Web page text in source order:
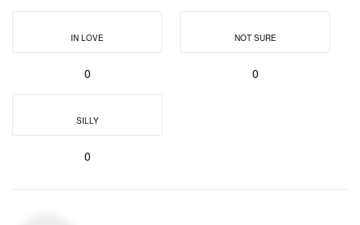
IN LOVE
0
NOT SURE
0
SILLY
0